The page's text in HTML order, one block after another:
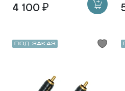
4 100 ₽
Под заказ